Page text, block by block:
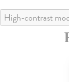
High-contrast